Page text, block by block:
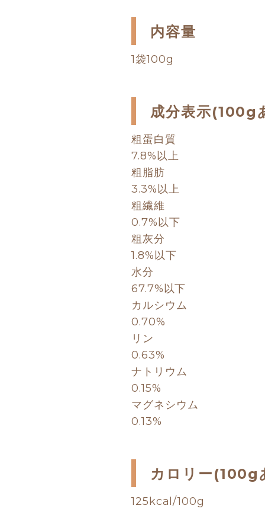
内容量
1袋100g
成分表示(100g
粗蛋白質
7.8%以上
粗脂肪
3.3%以上
粗繊維
0.7%以下
粗灰分
1.8%以下
水分
67.7%以下
カルシウム
0.70%
リン
0.63%
ナトリウム
0.15%
マグネシウム
0.13%
カロリー(100g
125kcal/100g